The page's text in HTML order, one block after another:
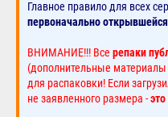
Главное правило для всех
первоначально
ВНИМАНИЕ!!! Все репаки
(дополнительные материалы
для распаковки! Если
не заявленного размера -